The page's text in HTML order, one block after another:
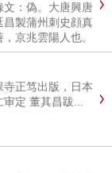
：偽。大唐興唐
昌製蒲州刺史顔真
京兆雲陽人也。
既深，綠愛自淨，
弗徹貫。以故業
知...正笃出版，日本
定 董其昌跋...